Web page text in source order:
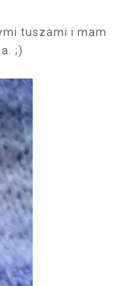
tuszami i mam
;)